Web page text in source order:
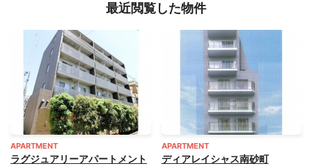
最近閲覧した物件
APARTMENT
ラグジュアリーアパートメント
APARTMENT
ディアレイシャス南砂町